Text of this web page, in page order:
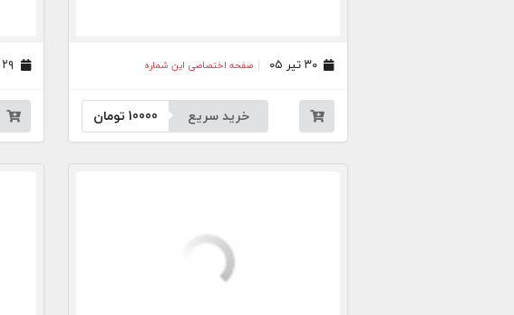
۳۰ تیر ۰۵ صفحه اختصاصی این شماره
خرید سریع 10000 تومان